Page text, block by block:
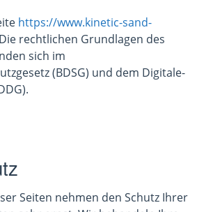
https://www.kinetic-sand-
rechtlichen Grundlagen des
sich im
(BDSG) und dem Digitale-
Seiten nehmen den Schutz Ihrer